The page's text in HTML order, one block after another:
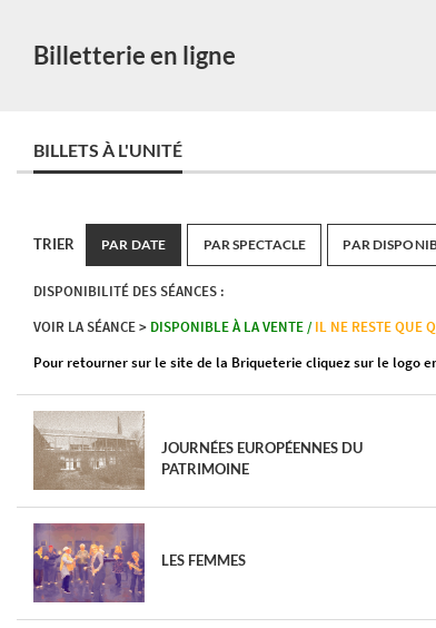
Billetterie en ligne
BILLETS À L'UNITÉ
TRIER PAR DATE PAR SPECTACLE PAR
DISPONIBILITÉ DES SÉANCES :
VOIR LA SÉANCE > DISPONIBLE À LA VENTE / IL NE RESTE QUE
Pour retourner sur le site de la Briqueterie cliquez sur le logo
JOURNÉES EUROPÉENNES DU
PATRIMOINE
LES FEMMES